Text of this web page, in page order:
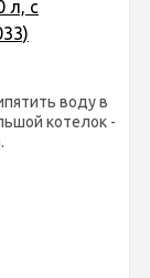
л, с
воду в
котелок -